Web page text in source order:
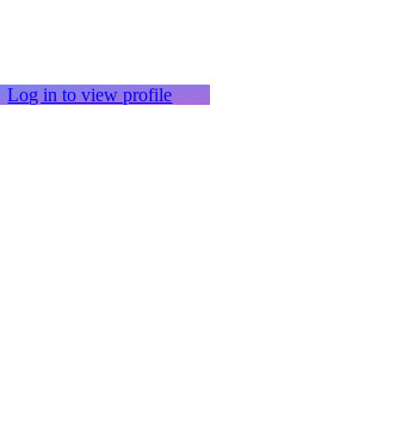
Log in to view profile